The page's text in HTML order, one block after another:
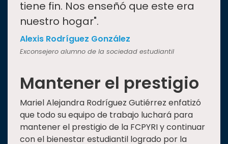
tiene fin. Nos enseñó que este era
nuestro hogar".
Alexis Rodríguez González
Exconsejero alumno de la sociedad estudiantil
Mantener el prestigio
Mariel Alejandra Rodríguez Gutiérrez enfatizó
que todo su equipo de trabajo luchará para
mantener el prestigio de la FCPYRI y continuar
con el bienestar estudiantil logrado por la